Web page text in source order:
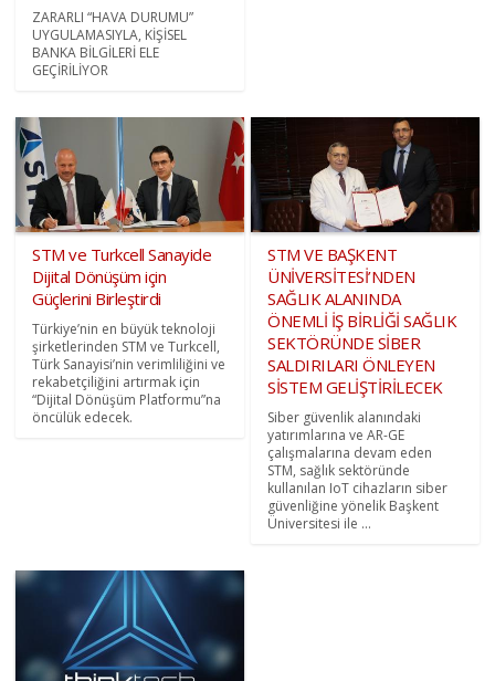
ZARARLI “HAVA DURUMU”
UYGULAMASIYLA, KİŞİSEL
BANKA BİLGİLERİ ELE
GEÇİRİLİYOR
STM ve Turkcell Sanayide
Dijital Dönüşüm için
Güçlerini Birleştirdi
Türkiye’nin en büyük teknoloji
şirketlerinden STM ve Turkcell,
Türk Sanayisi’nin verimliliğini ve
rekabetçiliğini artırmak için
“Dijital Dönüşüm Platformu”na
öncülük edecek.
STM VE BAŞKENT
ÜNİVERSİTESİ’NDEN
SAĞLIK ALANINDA
ÖNEMLİ İŞ BİRLİĞİ SAĞLIK
SEKTÖRÜNDE SİBER
SALDIRILARI ÖNLEYEN
SİSTEM GELİŞTİRİLECEK
Siber güvenlik alanındaki
yatırımlarına ve AR-GE
çalışmalarına devam eden
STM, sağlık sektöründe
kullanılan IoT cihazların siber
güvenliğine yönelik Başkent
Üniversitesi ile ...